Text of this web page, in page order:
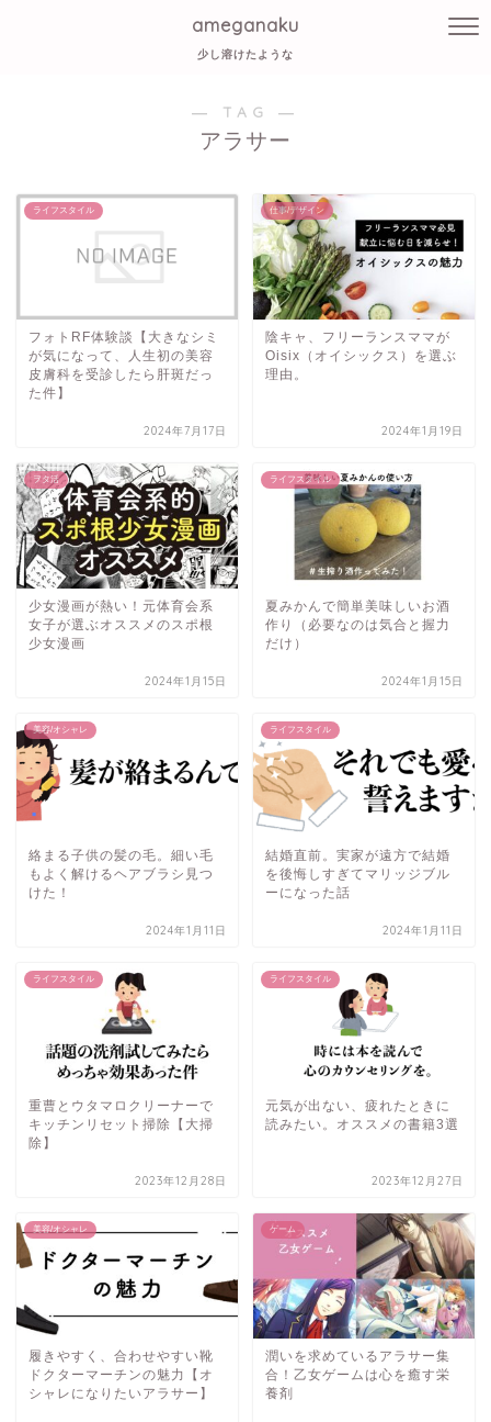
ameganaku
少し溶けたような
― TAG ―
アラサー
ライフスタイル
フォトRF体験談【大きなシミ
が気になって、人生初の美容
皮膚科を受診したら肝斑だっ
た件】
2024年7月17日
仕事/デザイン
陰キャ、フリーランスママが
Oisix（オイシックス）を選ぶ
理由。
2024年1月19日
ヲタ活
少女漫画が熱い！元体育会系
女子が選ぶオススメのスポ根
少女漫画
2024年1月15日
ライフスタイル
夏みかんで簡単美味しいお酒
作り（必要なのは気合と握力
だけ）
2024年1月15日
美容/オシャレ
絡まる子供の髪の毛。細い毛
もよく解けるヘアブラシ見つ
けた！
2024年1月11日
ライフスタイル
結婚直前。実家が遠方で結婚
を後悔しすぎてマリッジブル
ーになった話
2024年1月11日
ライフスタイル
重曹とウタマロクリーナーで
キッチンリセット掃除【大掃
除】
2023年12月28日
ライフスタイル
元気が出ない、疲れたときに
読みたい。オススメの書籍3選
2023年12月27日
美容/オシャレ
履きやすく、合わせやすい靴
ドクターマーチンの魅力【オ
シャレになりたいアラサー】
ゲーム
潤いを求めているアラサー集
合！乙女ゲームは心を癒す栄
養剤